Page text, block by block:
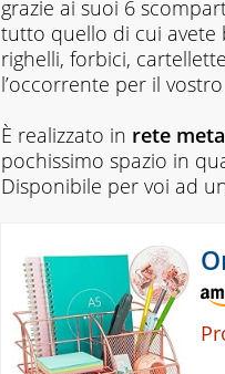
grazie ai suoi 6
tutto quello di cui avete
righelli, forbici,
l’occorrente per il vostro
È realizzato in rete
pochissimo spazio in
Disponibile per voi ad